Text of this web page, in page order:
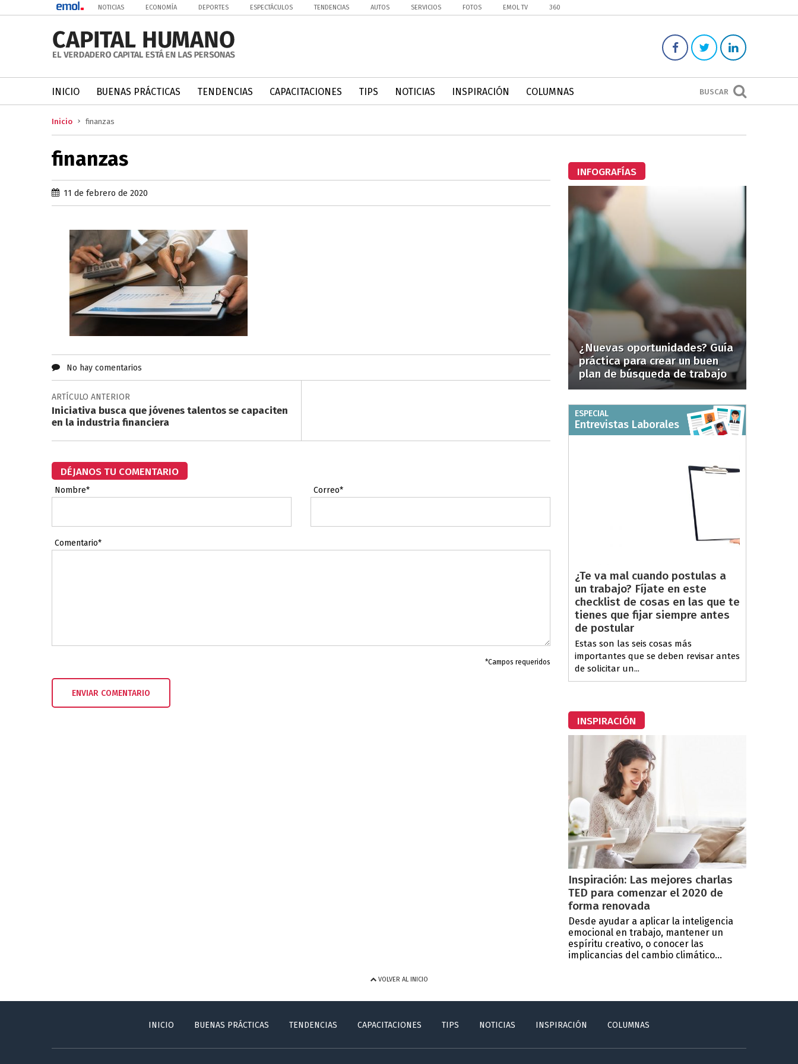
NOTICIAS ECONOMÍA DEPORTES ESPECTÁCULOS TENDENCIAS AUTOS SERVICIOS FOTOS EMOL TV 360
BUSCAR
INICIO BUENAS PRÁCTICAS TENDENCIAS CAPACITACIONES TIPS NOTICIAS INSPIRACIÓN COLUMNAS
Inicio finanzas
finanzas
11 de febrero de 2020
No hay comentarios
ARTÍCULO ANTERIOR
Iniciativa busca que jóvenes talentos se capaciten
en la industria financiera
DÉJANOS TU COMENTARIO
Nombre* Correo*
Comentario*
*Campos requeridos
INFOGRAFÍAS
¿Nuevas oportunidades? Guía
práctica para crear un buen
plan de búsqueda de trabajo
ESPECIAL
Entrevistas Laborales
¿Te va mal cuando postulas a
un trabajo? Fíjate en este
checklist de cosas en las que te
tienes que fijar siempre antes
de postular
Estas son las seis cosas más
importantes que se deben revisar antes
de solicitar un...
INSPIRACIÓN
Inspiración: Las mejores charlas
TED para comenzar el 2020 de
forma renovada
Desde ayudar a aplicar la inteligencia
emocional en trabajo, mantener un
espíritu creativo, o conocer las
implicancias del cambio climático...
VOLVER AL INICIO
INICIO BUENAS PRÁCTICAS TENDENCIAS CAPACITACIONES TIPS NOTICIAS INSPIRACIÓN COLUMNAS